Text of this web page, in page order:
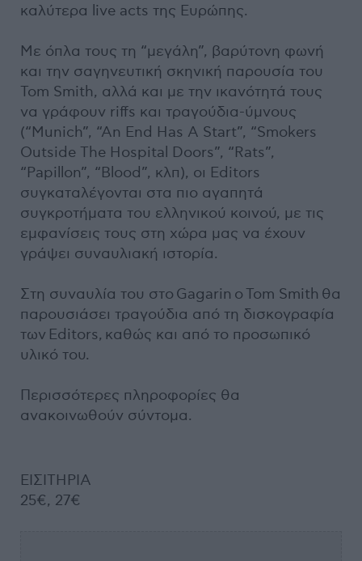
καλύτερα live acts της Ευρώπης.
Με όπλα τους τη “μεγάλη”, βαρύτονη φωνή
και την σαγηνευτική σκηνική παρουσία του
Tom Smith, αλλά και με την ικανότητά τους
να γράφουν riffs και τραγούδια-ύμνους
(“Munich”, “An End Has A Start”, “Smokers
Outside The Hospital Doors”, “Rats”,
“Papillon”, “Blood”, κλπ), οι Editors
συγκαταλέγονται στα πιο αγαπητά
συγκροτήματα του ελληνικού κοινού, με τις
εμφανίσεις τους στη χώρα μας να έχουν
γράψει συναυλιακή ιστορία.
Στη συναυλία του στο Gagarin ο Tom Smith θα
παρουσιάσει τραγούδια από τη δισκογραφία
των Editors, καθώς και από το προσωπικό
υλικό του.
Περισσότερες πληροφορίες θα
ανακοινωθούν σύντομα.
ΕΙΣΙΤΗΡΙΑ
25€, 27€